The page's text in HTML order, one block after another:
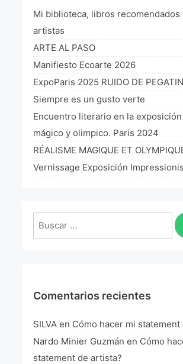
Exposición París 2021 “Traverser ton
través de tu espejo»
La Formule de l’art París 2020
L’art Colombien à Paris 2019
L’art Latino-américain à Paris 2019
Reflecting Source. NY 2019
«Sincronías con sentido» Bogotá
«Huellas trashumantes» New York 2018
La Fórmula Científica Del
Association Paris
Fundación Colombia
Blog
Mi biblioteca, libros recomendados
artistas
ARTE AL PASO
Manifiesto Ecoarte 2026
ExpoParis 2025 RUIDO DE
Siempre es un gusto verte
Encuentro literario en la exposición
mágico y olimpico. Paris 2024
RÉALISME MAGIQUE ET
Vernissage Exposición
Buscar:
Comentarios recientes
SILVA en Cómo hacer mi statement
Nardo Minier Guzmán en Cómo
statement de artista?